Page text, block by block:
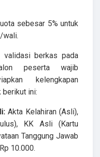
sebesar 5% untuk
wali.
validasi berkas pada
peserta wajib
kelengkapan
ini:
Akta Kelahiran (Asli),
KK Asli (Kartu
Tanggung Jawab
10.000.